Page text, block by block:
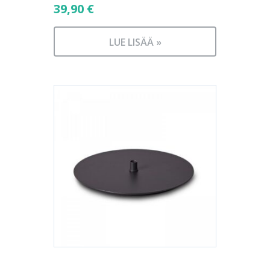
39,90 €
LUE LISÄÄ »